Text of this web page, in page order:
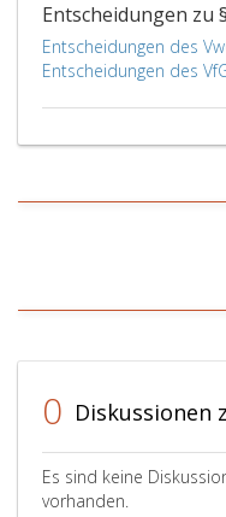
Entscheidungen zu
Entscheidungen des
Entscheidungen des
0 Diskussionen
Es sind keine
vorhanden.